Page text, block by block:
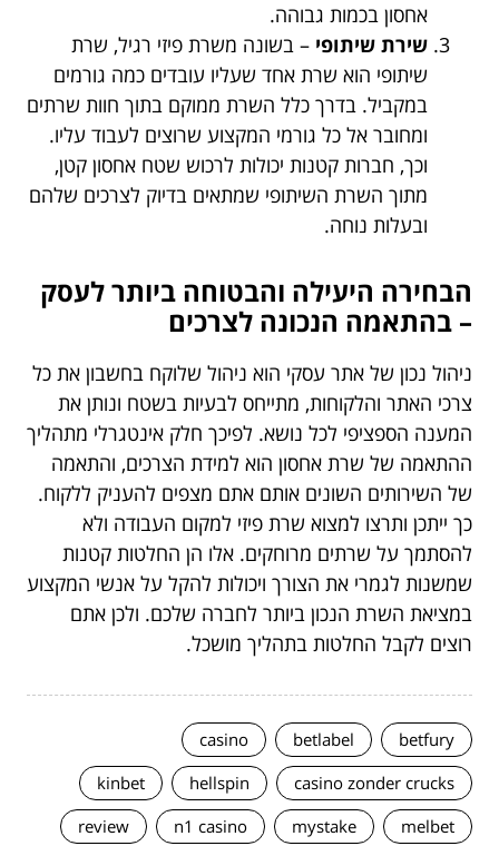
אחסון בכמות גבוהה.
שירת שיתופי – בשונה משרת פיזי רגיל, שרת
שיתופי הוא שרת אחד שעליו עובדים כמה גורמים
במקביל. בדרך כלל השרת ממוקם בתוך חוות שרתים
ומחובר אל כל גורמי המקצוע שרוצים לעבוד עליו.
וכך, חברות קטנות יכולות לרכוש שטח אחסון קטן,
מתוך השרת השיתופי שמתאים בדיוק לצרכים שלהם
ובעלות נוחה.
הבחירה היעילה והבטוחה ביותר לעסק
– בהתאמה הנכונה לצרכים
ניהול נכון של אתר עסקי הוא ניהול שלוקח בחשבון את כל
צרכי האתר והלקוחות, מתייחס לבעיות בשטח ונותן את
המענה הספציפי לכל נושא. לפיכך חלק אינטגרלי מתהליך
ההתאמה של שרת אחסון הוא למידת הצרכים, והתאמה
של השירותים השונים אותם אתם מצפים להעניק ללקוח.
כך ייתכן ותרצו למצוא שרת פיזי למקום העבודה ולא
להסתמך על שרתים מרוחקים. אלו הן החלטות קטנות
שמשנות לגמרי את הצורך ויכולות להקל על אנשי המקצוע
במציאת השרת הנכון ביותר לחברה שלכם. ולכן אתם
רוצים לקבל החלטות בתהליך מושכל.
betfury
betlabel
casino
casino zonder crucks
hellspin
kinbet
melbet
mystake
n1 casino
review